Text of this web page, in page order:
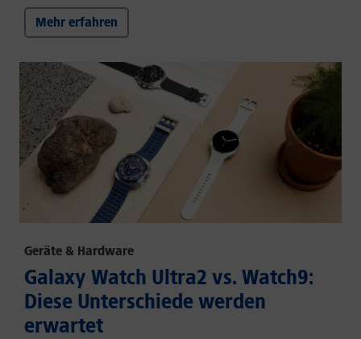
Mehr erfahren
Geräte & Hardware
Galaxy Watch Ultra2 vs. Watch9:
Diese Unterschiede werden
erwartet